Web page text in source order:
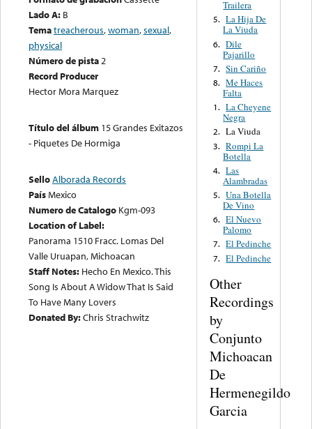
Lado A: B
Tematreacherous,woman,sexual,
physical
Número de pista2
Record Producer
Hector Mora Marquez
Título del álbum 15 Grandes Exitazos
- Piquetes De Hormiga
SelloAlborada Records
PaísMexico
Numero de Catalogo Kgm-093
Location of Label:
Panorama 1510 Fracc. Lomas Del
Valle Uruapan, Michoacan
Staff Notes: Hecho En Mexico. This
Song Is About A Widow That Is Said
To Have Many Lovers
Donated By:Chris Strachwitz
Trailera
5. La Hija De
La Viuda
6. Dile
Pajarillo
7. Sin Cariño
8. Me Haces
Falta
1. La Cheyene
Negra
2. La Viuda
3. Rompi La
Botella
4. Las
Alambradas
5. Una Botella
De Vino
6. El Nuevo
Palomo
7. El Pedinche
7. El Pedinche
Other
Recordings
by
Conjunto
Michoacan
De
Hermenegildo
Garcia